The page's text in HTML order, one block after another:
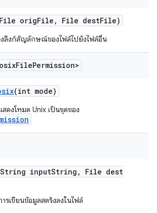
origFile , File destFile)
งลิงก์สัญลักษณ์ของไฟล์ไปยังไฟล์อื่น
FilePermission>
(int mode)
ดงโหมด Unix เป็นชุดของ
inputString ,
File dest
รเขียนข้อมูลสตริงลงในไฟล์